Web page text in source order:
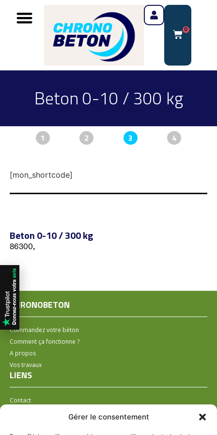
Gérer le consentement
0
Beton 0-10 / 300 kg
1 2 3 4
[mon_shortcode]
Beton 0-10 / 300 kg
86300,
CHRONOBETON
Commandez votre béton
Comment ça fonctionne ?
A propos
Vos travaux
LIENS
Contact